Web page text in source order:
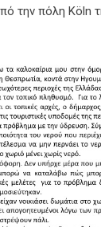
την πόλη Köln